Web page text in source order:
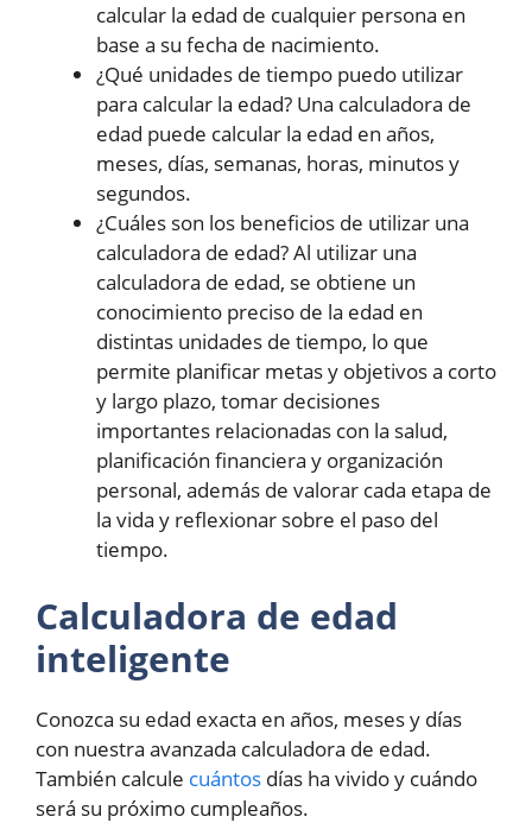
calcular la edad de cualquier persona en
base a su fecha de nacimiento.
¿Qué unidades de tiempo puedo utilizar
para calcular la edad? Una calculadora de
edad puede calcular la edad en años,
meses, días, semanas, horas, minutos y
segundos.
¿Cuáles son los beneficios de utilizar una
calculadora de edad? Al utilizar una
calculadora de edad, se obtiene un
conocimiento preciso de la edad en
distintas unidades de tiempo, lo que
permite planificar metas y objetivos a corto
y largo plazo, tomar decisiones
importantes relacionadas con la salud,
planificación financiera y organización
personal, además de valorar cada etapa de
la vida y reflexionar sobre el paso del
tiempo.
Calculadora de edad
inteligente
Conozca su edad exacta en años, meses y días
con nuestra avanzada calculadora de edad.
También calcule cuántos días ha vivido y cuándo
será su próximo cumpleaños.